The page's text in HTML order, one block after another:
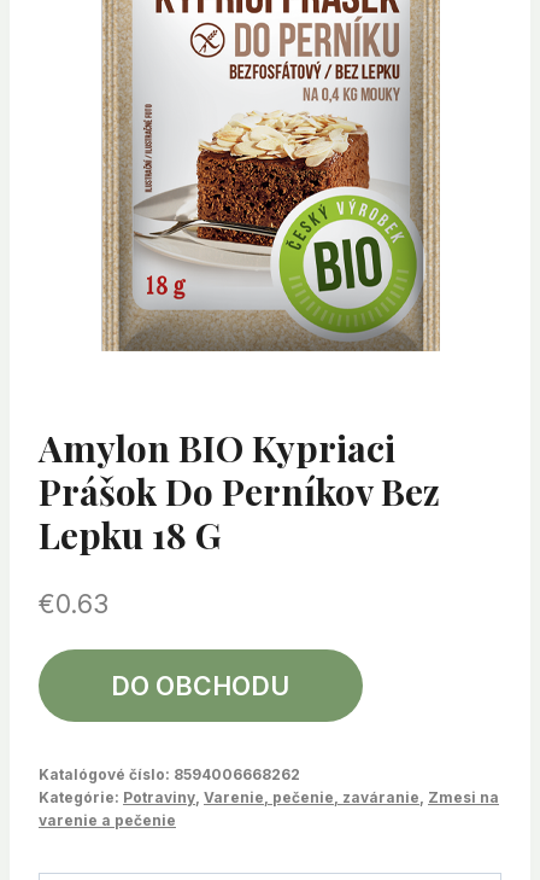
Amylon BIO Kypriaci
Prášok Do Perníkov Bez
Lepku 18 G
€0.63
DO OBCHODU
Katalógové číslo: 8594006668262
Kategórie: Potraviny Varenie, pečenie, zaváranie Zmesi na
varenie a pečenie